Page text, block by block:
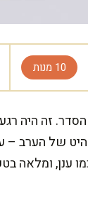
10 מנות
זה היה
של הערב –
ענן, ומלאה